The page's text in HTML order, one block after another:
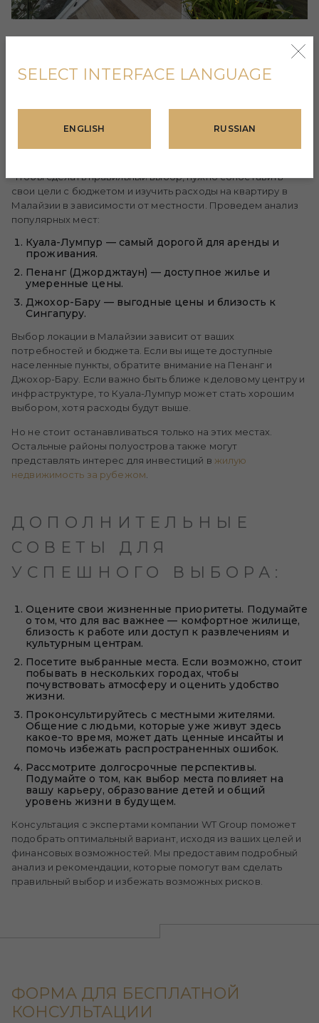
РЕЙТИНГ
ГОРОДОВ ПО
Чтобы сделать правильный выбор, нужно сопоставить
свои цели с бюджетом и изучить расходы на квартиру в
Малайзии в зависимости от местности. Проведем анализ
популярных мест:
Куала-Лумпур — самый дорогой для аренды и
проживания.
Пенанг (Джорджтаун) — доступное жилье и
умеренные цены.
Джохор-Бару — выгодные цены и близость к
Сингапуру.
Выбор локации в Малайзии зависит от ваших
потребностей и бюджета. Если вы ищете доступные
населенные пункты, обратите внимание на Пенанг и
Джохор-Бару. Если важно быть ближе к деловому центру и
инфраструктуре, то Куала-Лумпур может стать хорошим
выбором, хотя расходы будут выше.
Но не стоит останавливаться только на этих местах.
Остальные районы полуострова также могут
представлять интерес для инвестиций в жилую
недвижимость за рубежом.
ДОПОЛНИТЕЛЬНЫЕ
СОВЕТЫ ДЛЯ
УСПЕШНОГО ВЫБОРА:
Оцените свои жизненные приоритеты. Подумайте
о том, что для вас важнее — комфортное жилище,
близость к работе или доступ к развлечениям и
культурным центрам.
Посетите выбранные места. Если возможно, стоит
побывать в нескольких городах, чтобы
почувствовать атмосферу и оценить удобство
жизни.
Проконсультируйтесь с местными жителями.
Общение с людьми, которые уже живут здесь
какое-то время, может дать ценные инсайты и
помочь избежать распространенных ошибок.
Рассмотрите долгосрочные перспективы.
Подумайте о том, как выбор места повлияет на
вашу карьеру, образование детей и общий
уровень жизни в будущем.
Консультация с экспертами компании WT Group поможет
подобрать оптимальный вариант, исходя из ваших целей и
финансовых возможностей. Мы предоставим подробный
анализ и рекомендации, которые помогут вам сделать
правильный выбор и избежать возможных рисков.
ФОРМА ДЛЯ БЕСПЛАТНОЙ
КОНСУЛЬТАЦИИ
SELECT INTERFACE LANGUAGE
ENGLISH RUSSIAN